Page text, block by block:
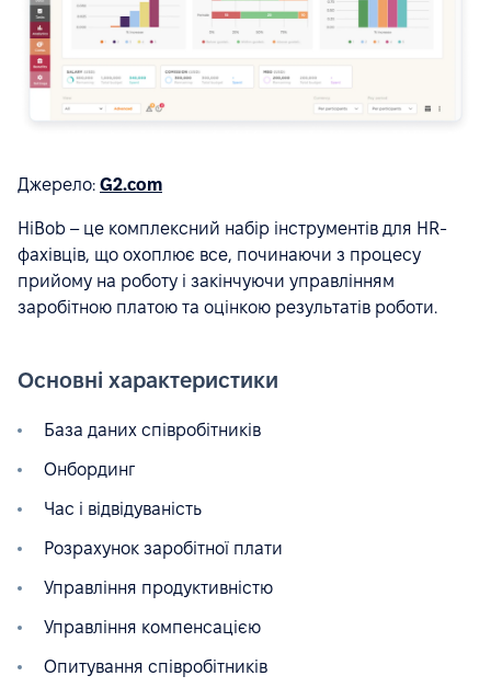
Джерело: G2.com
HiBob – це комплексний набір інструментів для HR-
фахівців, що охоплює все, починаючи з процесу
прийому на роботу і закінчуючи управлінням
заробітною платою та оцінкою результатів роботи.
Основні характеристики
База даних співробітників
Онбординг
Час і відвідуваність
Розрахунок заробітної плати
Управління продуктивністю
Управління компенсацією
Опитування співробітників